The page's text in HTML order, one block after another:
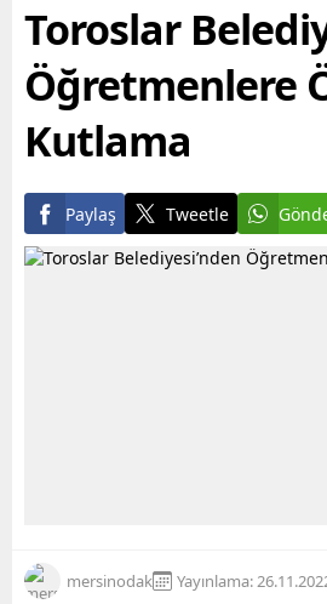
Toroslar
Öğretmenlere
Kutlama
Paylaş Tweetle
mersinodak Yayınlama: